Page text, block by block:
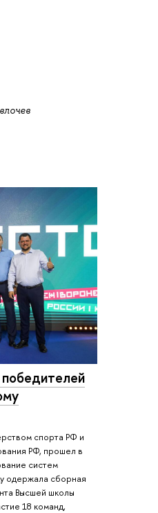
спорта РФ и
РФ, прошел в
систем
одержала сборная
Высшей школы
18 команд,